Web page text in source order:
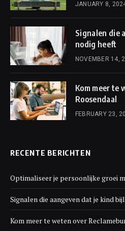
JANUARY 8,
Signalen die
nodig heeft
NOVEMBER 14,
Kom meer te
Roosendaal
FEBRUARY 23,
RECENTE BERICHTEN
Optimaliseer je persoonlijke groei
Signalen die aangeven dat je kind
Kom meer te weten over